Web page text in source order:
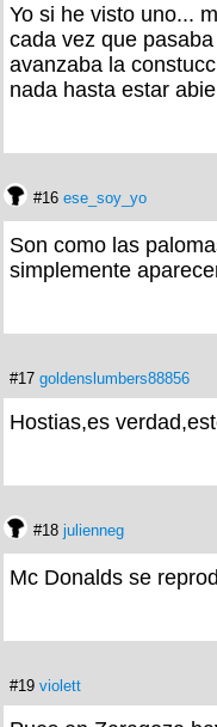
Yo si he visto uno...
cada vez que
avanzaba la
nada hasta estar
#16 ese_soy_yo
Son como las
simplemente
#17 goldenslumbers88856
Hostias,es
#18 julienneg
Mc Donalds se
#19 violett